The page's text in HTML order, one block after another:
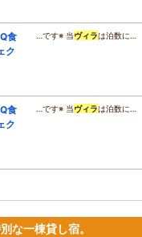
食
ク
…です※ 当ヴィラは泊数に…
食
ク
…です※ 当ヴィラは泊数に…
な一棟貸し宿。